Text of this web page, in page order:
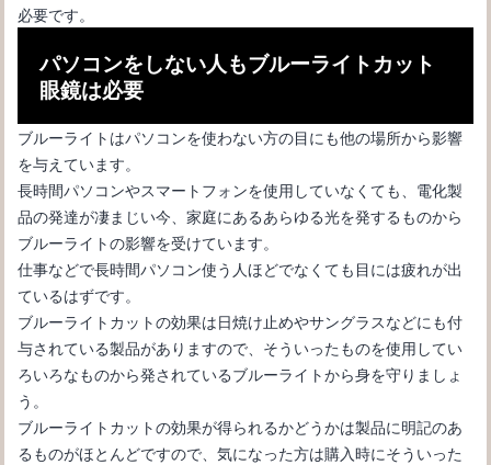
必要です。
パソコンをしない人もブルーライトカット
眼鏡は必要
ブルーライトはパソコンを使わない方の目にも他の場所から影響
を与えています。
長時間パソコンやスマートフォンを使用していなくても、電化製
品の発達が凄まじい今、家庭にあるあらゆる光を発するものから
ブルーライトの影響を受けています。
仕事などで長時間パソコン使う人ほどでなくても目には疲れが出
ているはずです。
ブルーライトカットの効果は日焼け止めやサングラスなどにも付
与されている製品がありますので、そういったものを使用してい
ろいろなものから発されているブルーライトから身を守りましょ
う。
ブルーライトカットの効果が得られるかどうかは製品に明記のあ
るものがほとんどですので、気になった方は購入時にそういった